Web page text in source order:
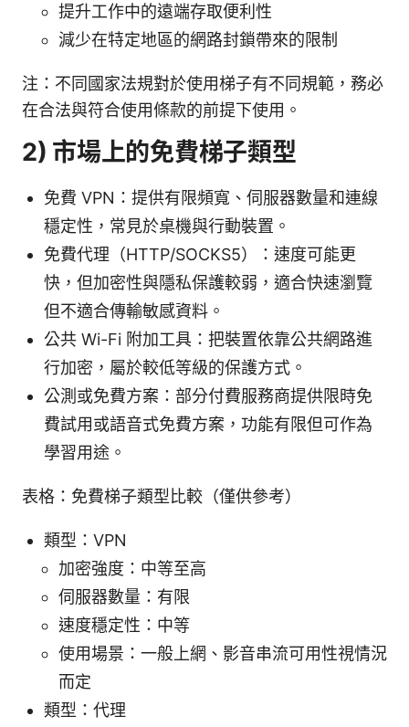
提升工作中的遠端存取便利性
減少在特定地區的網路封鎖帶來的限制
注：不同國家法規對於使用梯子有不同規範，務必
在合法與符合使用條款的前提下使用。
2) 市場上的免費梯子類型
免費 VPN：提供有限頻寬、伺服器數量和連線
穩定性，常見於桌機與行動裝置。
免費代理（HTTP/SOCKS5）：速度可能更
快，但加密性與隱私保護較弱，適合快速瀏覽
但不適合傳輸敏感資料。
公共 Wi-Fi 附加工具：把裝置依靠公共網路進
行加密，屬於較低等級的保護方式。
公測或免費方案：部分付費服務商提供限時免
費試用或語音式免費方案，功能有限但可作為
學習用途。
表格：免費梯子類型比較（僅供參考）
類型：VPN
加密強度：中等至高
伺服器數量：有限
速度穩定性：中等
使用場景：一般上網、影音串流可用性視情況
而定
類型：代理